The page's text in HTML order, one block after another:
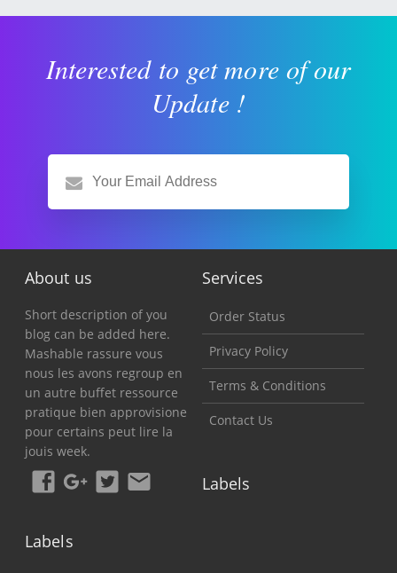
Interested to get more of our
Update !
About us
Short description of you
blog can be added here.
Mashable rassure vous
nous les avons regroup en
un autre buffet ressource
pratique bien approvisione
pour certains peut lire la
jouis week.
Services
Order Status
Privacy Policy
Terms & Conditions
Contact Us
Labels
Labels